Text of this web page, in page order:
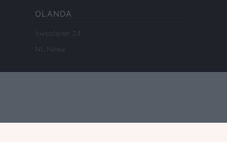
OLANDA
Investeren 24
NL Newz